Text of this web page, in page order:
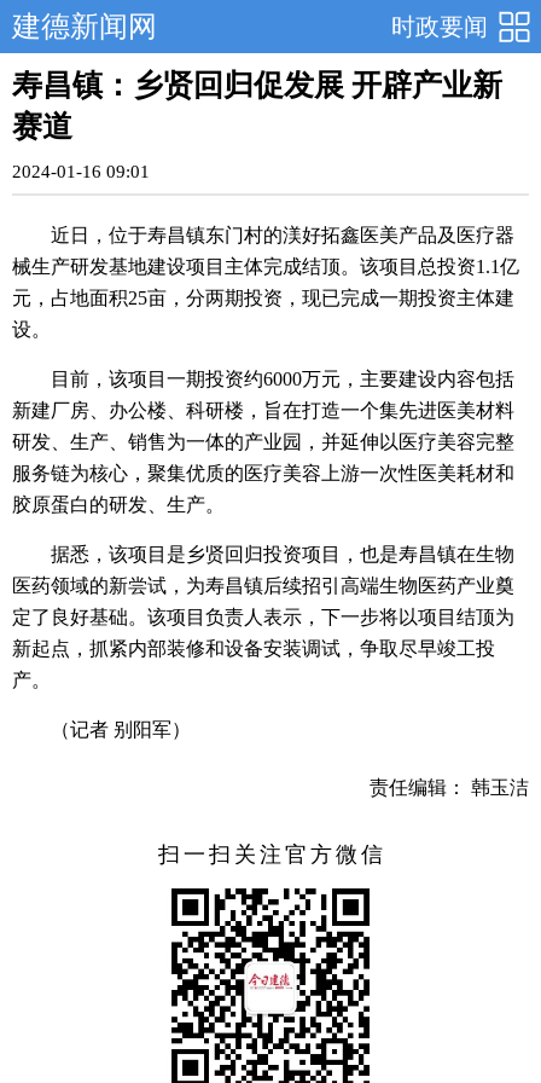
时政要闻
建德新闻网
寿昌镇：乡贤回归促发展 开辟产业新
赛道
2024-01-16 09:01
近日，位于寿昌镇东门村的渼好拓鑫医美产品及医疗器
械生产研发基地建设项目主体完成结顶。该项目总投资1.1亿
元，占地面积25亩，分两期投资，现已完成一期投资主体建
设。
目前，该项目一期投资约6000万元，主要建设内容包括
新建厂房、办公楼、科研楼，旨在打造一个集先进医美材料
研发、生产、销售为一体的产业园，并延伸以医疗美容完整
服务链为核心，聚集优质的医疗美容上游一次性医美耗材和
胶原蛋白的研发、生产。
据悉，该项目是乡贤回归投资项目，也是寿昌镇在生物
医药领域的新尝试，为寿昌镇后续招引高端生物医药产业奠
定了良好基础。该项目负责人表示，下一步将以项目结顶为
新起点，抓紧内部装修和设备安装调试，争取尽早竣工投
产。
（记者 别阳军）
责任编辑： 韩玉洁
扫一扫关注官方微信